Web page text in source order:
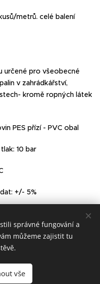
metrů. celé balení
určené pro všeobecné
v zahrádkářství,
kromě ropných látek
PES přízí - PVC obal
10 bar
+/- 5%
vyhrazena
správné fungování a
můžeme zajistit tu
vše